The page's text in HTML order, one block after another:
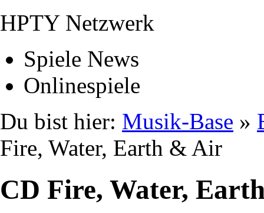
HPTY Netzwerk
Spiele News
Onlinespiele
Du bist hier: Musik-Base »
Fire, Water, Earth & Air
CD Fire, Water,